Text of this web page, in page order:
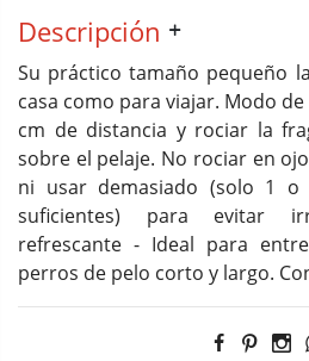
Descripción
Su práctico tamaño pequeño
casa como para viajar. Modo
cm de distancia y rociar la
sobre el pelaje. No rociar en
ni usar demasiado (solo 1 o
suficientes) para evitar
refrescante - Ideal para
perros de pelo corto y largo.